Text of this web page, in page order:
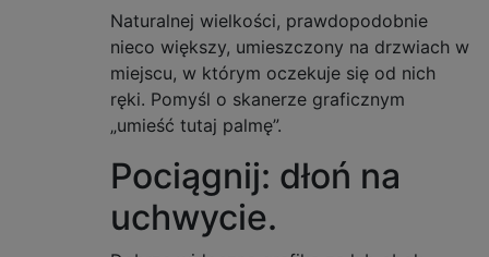
Naturalnej wielkości, prawdopodobnie
nieco większy, umieszczony na drzwiach w
miejscu, w którym oczekuje się od nich
ręki. Pomyśl o skanerze graficznym
„umieść tutaj palmę”.
Pociągnij: dłoń na
uchwycie.